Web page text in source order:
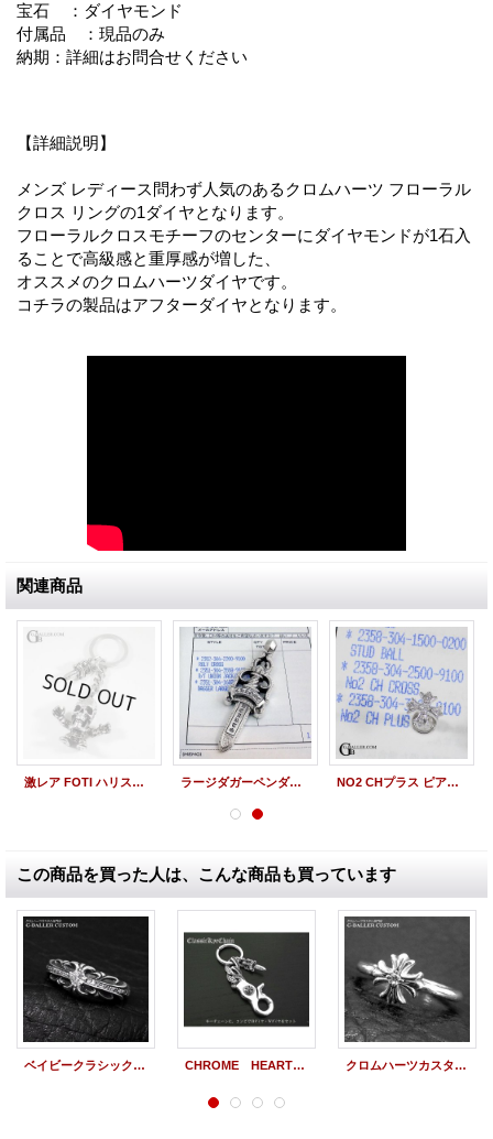
宝石 ：ダイヤモンド
付属品 ：現品のみ
納期：詳細はお問合せください
【詳細説明】
メンズ レディース問わず人気のあるクロムハーツ フローラル
クロス リングの1ダイヤとなります。
フローラルクロスモチーフのセンターにダイヤモンドが1石入
ることで高級感と重厚感が増した、
オススメのクロムハーツダイヤです。
コチラの製品はアフターダイヤとなります。
関連商品
激レア FOTI ハリスティータ キーリング ラージダガーペンダント パヴェダイヤ インボイス付き NO2 CHプラス ピアス ダイヤパヴェ インボイス原本付
この商品を買った人は、こんな商品も買っています
ベイビークラシックリング フローラルクロス ダイヤ CHROME HEARTS ダイヤカスタム クラシックキーチェーン コンビダイヤ・燻し クロムハーツカスタム バブルガムリング CHプラス ダイヤ CHROME HEARTSカスタム